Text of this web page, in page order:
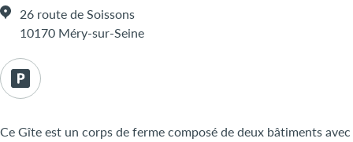
26 route de Soissons
10170 Méry-sur-Seine
Ce Gîte est un corps de ferme composé de deux bâtiments avec